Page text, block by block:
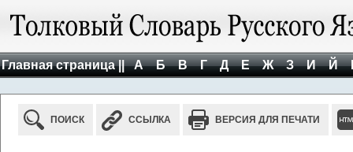
Главная страница || А Б В Г Д Е Ж З И Й
ПОИСК ССЫЛКА ВЕРСИЯ ДЛЯ ПЕЧАТИ